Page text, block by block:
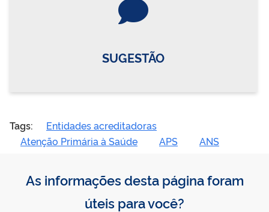
SUGESTÃO
Tags:
Entidades acreditadoras
Atenção Primária à Saúde
APS ANS
As informações desta página foram
úteis para você?